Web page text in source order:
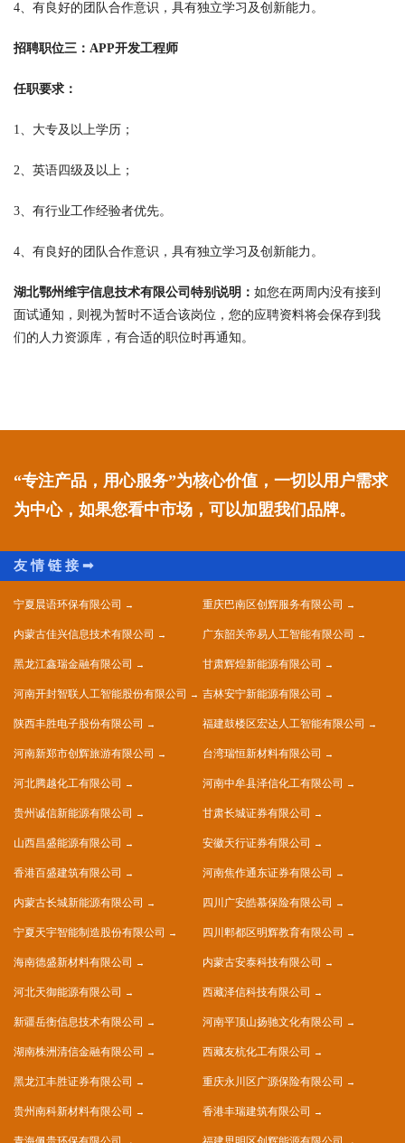
4、有良好的团队合作意识，具有独立学习及创新能力。
招聘职位三：APP开发工程师
任职要求：
1、大专及以上学历；
2、英语四级及以上；
3、有行业工作经验者优先。
4、有良好的团队合作意识，具有独立学习及创新能力。
湖北鄂州维宇信息技术有限公司特别说明： 如您在两周内没有接到
面试通知，则视为暂时不适合该岗位，您的应聘资料将会保存到我
们的人力资源库，有合适的职位时再通知。
“专注产品，用心服务”为核心价值，一切以用户需求
为中心，如果您看中市场，可以加盟我们品牌。
宁夏晨语环保有限公司 重庆巴南区创辉服务有限公司
内蒙古佳兴信息技术有限公司 广东韶关帝易人工智能有限公司
黑龙江鑫瑞金融有限公司 甘肃辉煌新能源有限公司
河南开封智联人工智能股份有限公司 吉林安宁新能源有限公司
陕西丰胜电子股份有限公司 福建鼓楼区宏达人工智能有限公司
河南新郑市创辉旅游有限公司 台湾瑞恒新材料有限公司
河北腾越化工有限公司 河南中牟县泽信化工有限公司
贵州诚信新能源有限公司 甘肃长城证券有限公司
山西昌盛能源有限公司 安徽天行证券有限公司
香港百盛建筑有限公司 河南焦作通东证券有限公司
内蒙古长城新能源有限公司 四川广安皓慕保险有限公司
宁夏天宇智能制造股份有限公司 四川郫都区明辉教育有限公司
海南德盛新材料有限公司 内蒙古安泰科技有限公司
河北天御能源有限公司 西藏泽信科技有限公司
新疆岳衡信息技术有限公司 河南平顶山扬驰文化有限公司
湖南株洲清信金融有限公司 西藏友杭化工有限公司
黑龙江丰胜证券有限公司 重庆永川区广源保险有限公司
贵州南科新材料有限公司 香港丰瑞建筑有限公司